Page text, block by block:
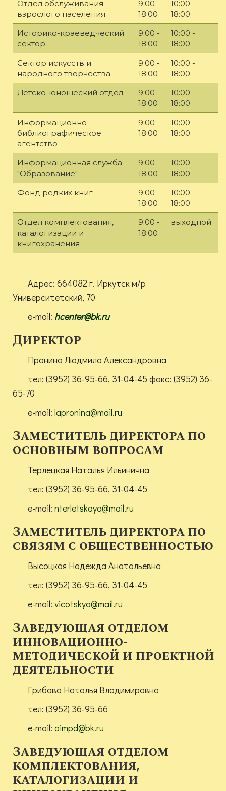
Отдел обслуживания
взрослого населения
9:00 -
18:00
10:00 -
18:00
Историко-краеведческий
сектор
9:00 -
18:00
10:00 -
18:00
Сектор искусств и
народного творчества
9:00 -
18:00
10:00 -
18:00
Детско-юношеский отдел
9:00 -
18:00
10:00 -
18:00
Информационно
библиографическое
агентство
9:00 -
18:00
10:00 -
18:00
Информационная служба
"Образование"
9:00 -
18:00
10:00 -
18:00
Фонд редких книг
9:00 -
18:00
10:00 -
18:00
Отдел комплектования,
каталогизации и
книгохранения
9:00 -
18:00
выходной
Адрес: 664082 г. Иркутск м/р
Университетский, 70
e-mail: hcenter@bk.ru
Директор
Пронина Людмила Александровна
тел: (3952) 36-95-66, 31-04-45 факс: (3952) 36-
65-70
e-mail: lapronina@mail.ru
Заместитель директора по
основным вопросам
Терлецкая Наталья Ильинична
тел: (3952) 36-95-66, 31-04-45
e-mail: nterletskaya@mail.ru
Заместитель директора по
связям с общественностью
Высоцкая Надежда Анатольевна
тел: (3952) 36-95-66, 31-04-45
e-mail: vicotskya@mail.ru
Заведующая отделом
инновационно-
методической и проектной
деятельности
Грибова Наталья Владимировна
тел: (3952) 36-95-66
e-mail: oimpd@bk.ru
Заведующая отделом
комплектования,
каталогизации и